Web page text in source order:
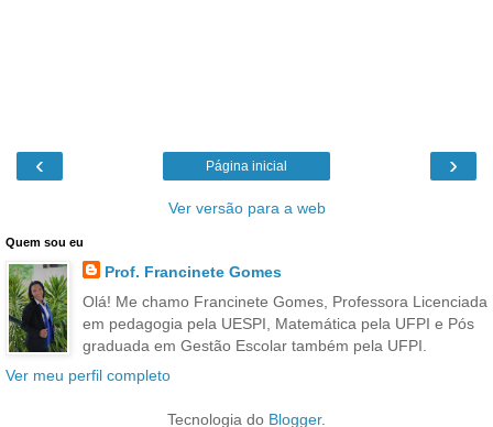
‹ ›
Página inicial
Ver versão para a web
Quem sou eu
Prof. Francinete Gomes
Olá! Me chamo Francinete Gomes, Professora Licenciada
em pedagogia pela UESPI, Matemática pela UFPI e Pós
graduada em Gestão Escolar também pela UFPI.
Ver meu perfil completo
Tecnologia do Blogger.